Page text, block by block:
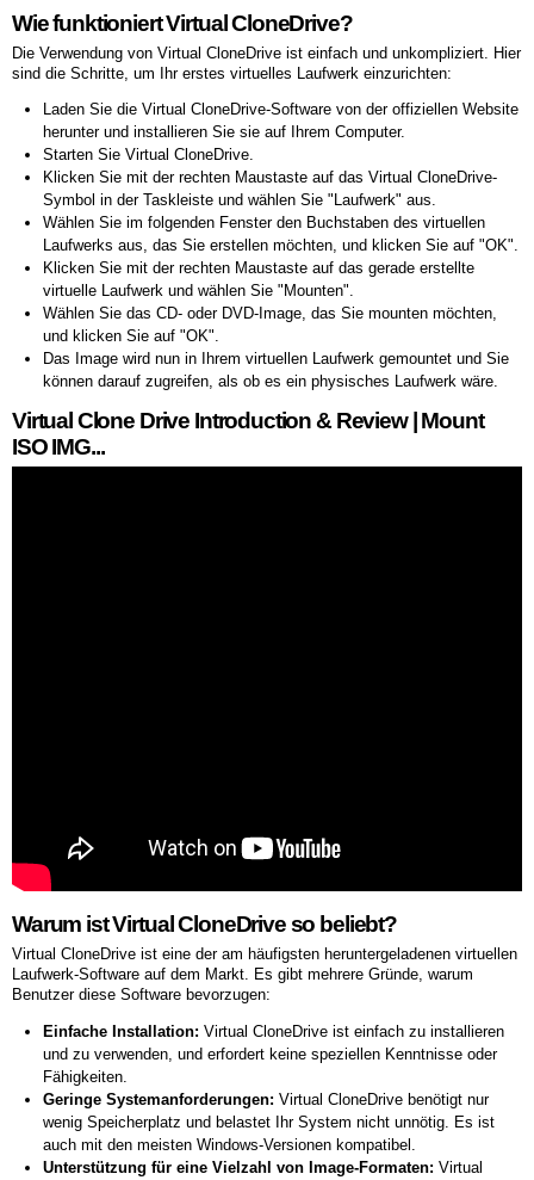
Wie funktioniert Virtual CloneDrive?
Die Verwendung von Virtual CloneDrive ist einfach und unkompliziert. Hier
sind die Schritte, um Ihr erstes virtuelles Laufwerk einzurichten:
Laden Sie die Virtual CloneDrive-Software von der offiziellen Website
herunter und installieren Sie sie auf Ihrem Computer.
Starten Sie Virtual CloneDrive.
Klicken Sie mit der rechten Maustaste auf das Virtual CloneDrive-
Symbol in der Taskleiste und wählen Sie "Laufwerk" aus.
Wählen Sie im folgenden Fenster den Buchstaben des virtuellen
Laufwerks aus, das Sie erstellen möchten, und klicken Sie auf "OK".
Klicken Sie mit der rechten Maustaste auf das gerade erstellte
virtuelle Laufwerk und wählen Sie "Mounten".
Wählen Sie das CD- oder DVD-Image, das Sie mounten möchten,
und klicken Sie auf "OK".
Das Image wird nun in Ihrem virtuellen Laufwerk gemountet und Sie
können darauf zugreifen, als ob es ein physisches Laufwerk wäre.
Virtual Clone Drive Introduction & Review | Mount
ISO IMG...
Warum ist Virtual CloneDrive so beliebt?
Virtual CloneDrive ist eine der am häufigsten heruntergeladenen virtuellen
Laufwerk-Software auf dem Markt. Es gibt mehrere Gründe, warum
Benutzer diese Software bevorzugen:
Einfache Installation: Virtual CloneDrive ist einfach zu installieren
und zu verwenden, und erfordert keine speziellen Kenntnisse oder
Fähigkeiten.
Geringe Systemanforderungen: Virtual CloneDrive benötigt nur
wenig Speicherplatz und belastet Ihr System nicht unnötig. Es ist
auch mit den meisten Windows-Versionen kompatibel.
Unterstützung für eine Vielzahl von Image-Formaten: Virtual